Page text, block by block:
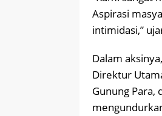
Aspirasi
intimidasi,”
Dalam
Direktur
Gunung Para,